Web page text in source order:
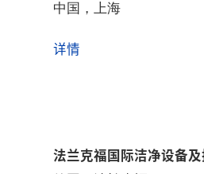
中国，上海
详情
法兰克福国际洁净设备